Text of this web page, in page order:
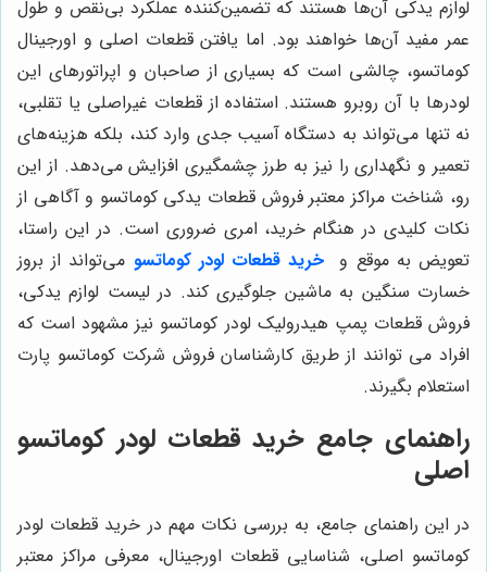
لوازم یدکی آن‌ها هستند که تضمین‌کننده عملکرد بی‌نقص و طول
عمر مفید آن‌ها خواهند بود. اما یافتن قطعات اصلی و اورجینال
کوماتسو، چالشی است که بسیاری از صاحبان و اپراتورهای این
لودرها با آن روبرو هستند. استفاده از قطعات غیراصلی یا تقلبی،
نه تنها می‌تواند به دستگاه آسیب جدی وارد کند، بلکه هزینه‌های
تعمیر و نگهداری را نیز به طرز چشمگیری افزایش می‌دهد. از این
رو، شناخت مراکز معتبر فروش قطعات یدکی کوماتسو و آگاهی از
نکات کلیدی در هنگام خرید، امری ضروری است. در این راستا،
تعویض به موقع و خرید قطعات لودر کوماتسو می‌تواند از بروز
خسارت سنگین به ماشین جلوگیری کند. در لیست لوازم یدکی،
فروش قطعات پمپ هیدرولیک لودر کوماتسو نیز مشهود است که
افراد می توانند از طریق کارشناسان فروش شرکت کوماتسو پارت
استعلام بگیرند.
راهنمای جامع خرید قطعات لودر کوماتسو
اصلی
در این راهنمای جامع، به بررسی نکات مهم در خرید قطعات لودر
کوماتسو اصلی، شناسایی قطعات اورجینال، معرفی مراکز معتبر